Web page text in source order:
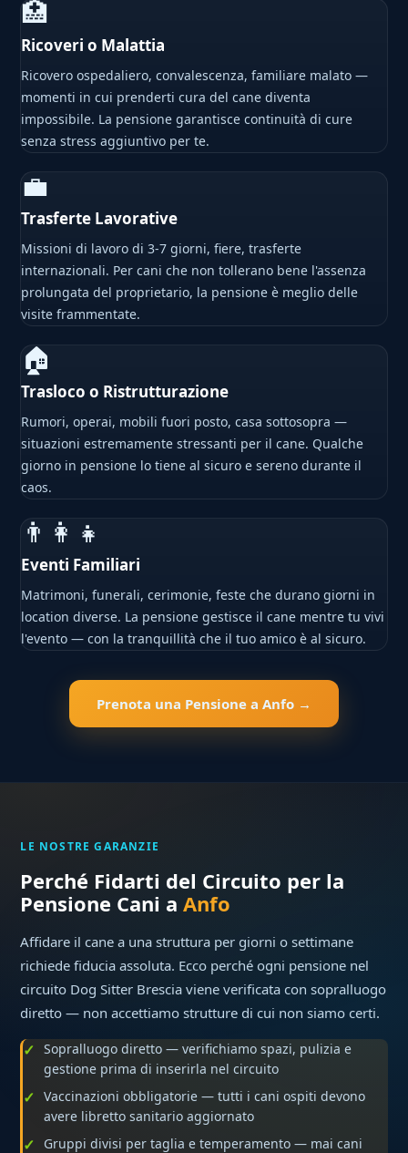
🏥
Ricoveri o Malattia
Ricovero ospedaliero, convalescenza, familiare malato —
momenti in cui prenderti cura del cane diventa
impossibile. La pensione garantisce continuità di cure
senza stress aggiuntivo per te.
💼
Trasferte Lavorative
Missioni di lavoro di 3-7 giorni, fiere, trasferte
internazionali. Per cani che non tollerano bene l'assenza
prolungata del proprietario, la pensione è meglio delle
visite frammentate.
🏠
Trasloco o Ristrutturazione
Rumori, operai, mobili fuori posto, casa sottosopra —
situazioni estremamente stressanti per il cane. Qualche
giorno in pensione lo tiene al sicuro e sereno durante il
caos.
👨‍👩‍👧
Eventi Familiari
Matrimoni, funerali, cerimonie, feste che durano giorni in
location diverse. La pensione gestisce il cane mentre tu vivi
l'evento — con la tranquillità che il tuo amico è al sicuro.
Prenota una Pensione a Anfo →
LE NOSTRE GARANZIE
Perché Fidarti del Circuito per la
Pensione Cani aAnfo
Affidare il cane a una struttura per giorni o settimane
richiede fiducia assoluta. Ecco perché ogni pensione nel
circuito Dog Sitter Brescia viene verificata con sopralluogo
diretto — non accettiamo strutture di cui non siamo certi.
Sopralluogo diretto — verifichiamo spazi, pulizia e
gestione prima di inserirla nel circuito
Vaccinazioni obbligatorie — tutti i cani ospiti devono
avere libretto sanitario aggiornato
Gruppi divisi per taglia e temperamento — mai cani